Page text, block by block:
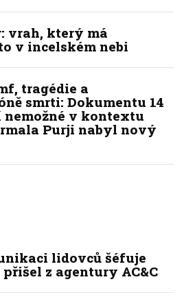
vrah, který má
v incelském nebi
tragédie a
smrti: Dokumentu 14
v kontextu
Purji nabyl nový
lidovců šéfuje
z agentury AC&C